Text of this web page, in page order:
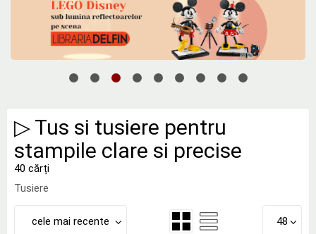
▷ Tus si tusiere pentru
stampile clare si precise
40 cărți
Tusiere
cele mai recente 48